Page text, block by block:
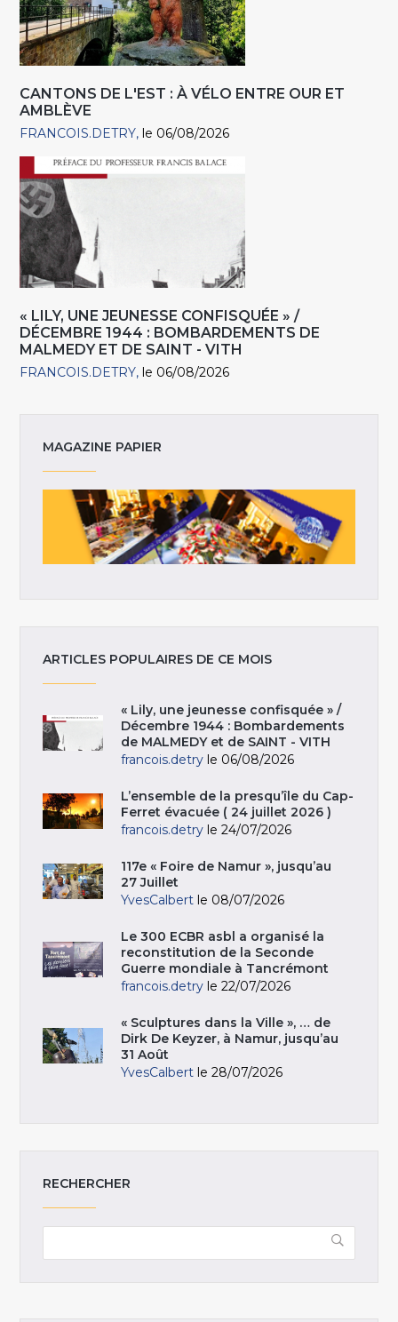
CANTONS DE L'EST : À VÉLO ENTRE OUR ET
AMBLÈVE
FRANCOIS.DETRY le 06/08/2026
« LILY, UNE JEUNESSE CONFISQUÉE » /
DÉCEMBRE 1944 : BOMBARDEMENTS DE
MALMEDY ET DE SAINT - VITH
FRANCOIS.DETRY le 06/08/2026
MAGAZINE PAPIER
ARTICLES POPULAIRES DE CE MOIS
« Lily, une jeunesse confisquée » /
Décembre 1944 : Bombardements
de MALMEDY et de SAINT - VITH
francois.detry le 06/08/2026
L’ensemble de la presqu’île du Cap-
Ferret évacuée ( 24 juillet 2026 )
francois.detry le 24/07/2026
117e « Foire de Namur », jusqu’au
27 Juillet
YvesCalbert le 08/07/2026
Le 300 ECBR asbl a organisé la
reconstitution de la Seconde
Guerre mondiale à Tancrémont
francois.detry le 22/07/2026
« Sculptures dans la Ville », … de
Dirk De Keyzer, à Namur, jusqu’au
31 Août
YvesCalbert le 28/07/2026
RECHERCHER